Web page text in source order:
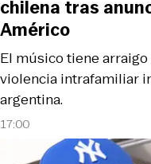
17:00
El músico tiene
violencia intrafamiliar
argentina.
chilena tras
Américo